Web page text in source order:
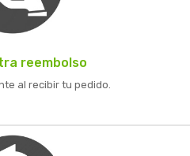
reembolso
al recibir tu pedido.